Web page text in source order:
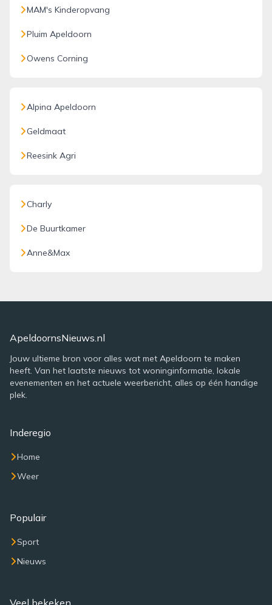
MAM's Kinderopvang
Pluim Apeldoorn
Owens Corning
Alpina Apeldoorn
Geldmaat
Reesink Agri
Charly
De Buurtkamer
Anne&Max
ApeldoornsNieuws.nl
Jouw ultieme bron voor alles wat met Apeldoorn te maken
heeft. Van het laatste nieuws tot woninginformatie, lokale
evenementen en het actuele weerbericht, alles op één handige
plek.
Inderegio
Home
Weer
Populair
Sport
Nieuws
Veel bekeken